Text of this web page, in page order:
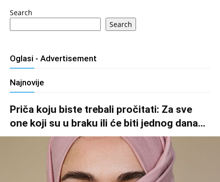
Search
Search
Oglasi - Advertisement
Najnovije
Priča koju biste trebali pročitati: Za sve
one koji su u braku ili će biti jednog dana…